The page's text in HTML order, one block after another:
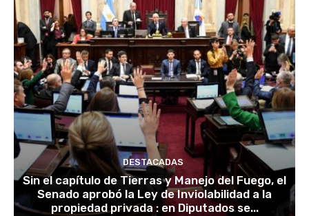
DESTACADAS
Sin el capítulo de Tierras y Manejo del Fuego, el
Senado aprobó la Ley de Inviolabilidad a la
propiedad privada : en Diputados se...